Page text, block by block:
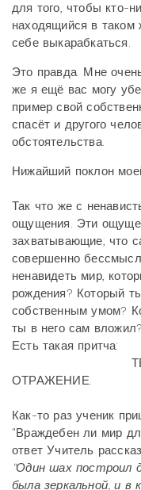
для того, чтобы кто-
находящийся в таком
себе выкарабкаться.
Это правда. Мне
же я ещё вас могу
пример свой
спасёт и другого
обстоятельства.
Нижайший поклон
Так что же с
ощущения. Эти
захватывающие, что
совершенно
ненавидеть мир,
рождения? Который
собственным умом?
ты в него сам вложил?
Есть такая притча:
ТВОЯ
ОТРАЖЕНИЕ.
Как-то раз ученик
"Враждебен ли мир
ответ Учитель
"Один шах построил
была зеркальной, и в